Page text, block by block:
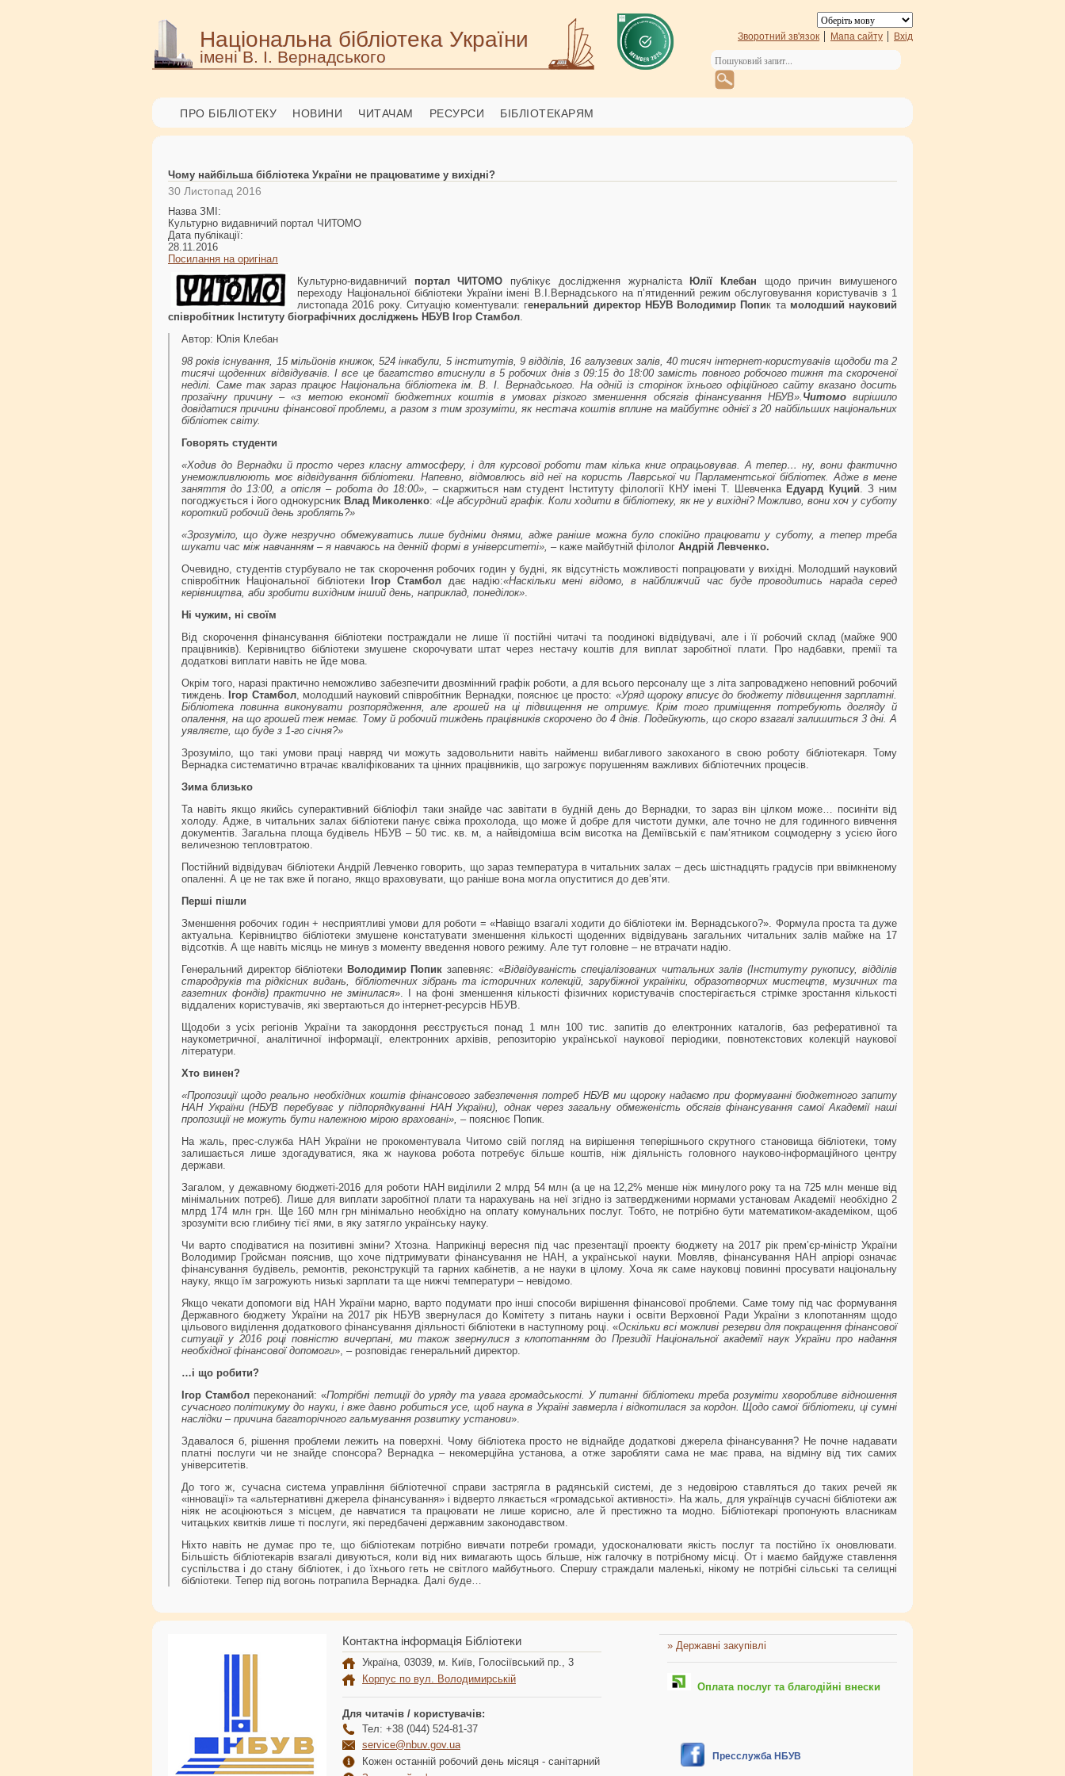
Національна бібліотека України
імені В. І. Вернадського
Зворотний зв'язок Мапа сайту Вхід
ПРО БІБЛІОТЕКУ НОВИНИ ЧИТАЧАМ РЕСУРСИ БІБЛІОТЕКАРЯМ
Чому найбільша бібліотека України не працюватиме у вихідні?
30 Листопад 2016
Назва ЗМІ:
Культурно видавничий портал ЧИТОМО
Дата публікації:
28.11.2016
Посилання на оригінал
Культурно-видавничий портал ЧИТОМО публікує дослідження журналіста Юлії Клебан щодо причин вимушеного
переходу Національної бібліотеки України імені В.І.Вернадського на п’ятиденний режим обслуговування користувачів з 1
листопада 2016 року. Ситуацію коментували: генеральний директор НБУВ Володимир Попик та молодший науковий
співробітник Інституту біографічних досліджень НБУВ Ігор Стамбол
Автор: Юлія Клебан
98 років існування, 15 мільйонів книжок, 524 інкабули, 5 інститутів, 9 відділів, 16 галузевих залів, 40 тисяч інтернет-користувачів щодоби та 2
тисячі щоденних відвідувачів. І все це багатство втиснули в 5 робочих днів з 09:15 до 18:00 замість повного робочого тижня та скороченої
неділі. Саме так зараз працює Національна бібліотека ім. В. І. Вернадського. На одній із сторінок їхнього офіційного сайту вказано досить
прозаїчну причину – «з метою економії бюджетних коштів в умовах різкого зменшення обсягів фінансування НБУВ». Читомовирішило
довідатися причини фінансової проблеми, а разом з тим зрозуміти, як нестача коштів вплине на майбутнє однієї з 20 найбільших національних
бібліотек світу.
Говорять студенти
«Ходив до Вернадки й просто через класну атмосферу, і для курсової роботи там кілька книг опрацьовував. А тепер… ну, вони фактично
унеможливлюють моє відвідування бібліотеки. Напевно, відмовлюсь від неї на користь Лаврської чи Парламентської бібліотек. Адже в мене
заняття до 13:00, а опісля – робота до 18:00»
–скаржиться нам студент Інституту філології КНУ імені Т. Шевченка Едуард Куций . З ним
погоджується і його однокурсник Влад Миколенко: «Це абсурдний графік. Коли ходити в бібліотеку, як не у вихідні? Можливо, вони хоч у суботу
короткий робочий день зроблять?»
«Зрозуміло, що дуже незручно обмежуватись лише будніми днями, адже раніше можна було спокійно працювати у суботу, а тепер треба
шукати час між навчанням – я навчаюсь на денній формі в університеті», – каже майбутній філолог Андрій Левченко.
Очевидно, студентів стурбувало не так скорочення робочих годин у будні, як відсутність можливості попрацювати у вихідні. Молодший науковий
співробітник Національної бібліотекиІгор Стамбол дає надію:«Наскільки мені відомо, в найближчий час буде проводитись нарада серед
керівництва, аби зробити вихідним інший день, наприклад, понеділок»
Ні чужим, ні своїм
Від скорочення фінансування бібліотеки постраждали не лише її постійні читачі та поодинокі відвідувачі, але і її робочий склад (майже 900
працівників). Керівництво бібліотеки змушене скорочувати штат через нестачу коштів для виплат заробітної плати. Про надбавки, премії та
додаткові виплати навіть не йде мова.
Окрім того, наразі практично неможливо забезпечити двозмінний графік роботи, а для всього персоналу ще з літа запроваджено неповний робочий
тиждень.
Ігор Стамбол, молодший науковий співробітник Вернадки, пояснює це просто: «Уряд щороку вписує до бюджету підвищення зарплатні.
Бібліотека повинна виконувати розпорядження, але грошей на ці підвищення не отримує. Крім того приміщення потребують догляду й
опалення, на що грошей теж немає. Тому й робочий тиждень працівників скорочено до 4 днів. Подейкують, що скоро взагалі залишиться 3 дні. А
уявляєте, що буде з 1-го січня?»
Зрозуміло, що такі умови праці навряд чи можуть задовольнити навіть найменш вибагливого закоханого в свою роботу бібліотекаря. Тому
Вернадка систематично втрачає кваліфікованих та цінних працівників, що загрожує порушенням важливих бібліотечних процесів.
Зима близько
Та навіть якщо якийсь суперактивний бібліофіл таки знайде час завітати в будній день до Вернадки, то зараз він цілком може… посиніти від
холоду. Адже, в читальних залах бібліотеки панує свіжа прохолода, що може й добре для чистоти думки, але точно не для годинного вивчення
документів. Загальна площа будівель НБУВ – 50 тис. кв. м, а найвідоміша всім висотка на Деміївській є пам’ятником соцмодерну з усією його
величезною тепловтратою.
Постійний відвідувач бібліотеки Андрій Левченко говорить, що зараз температура в читальних залах – десь шістнадцять градусів при ввімкненому
опаленні. А це не так вже й погано, якщо враховувати, що раніше вона могла опуститися до дев’яти.
Перші пішли
Зменшення робочих годин + несприятливі умови для роботи = «Навіщо взагалі ходити до бібліотеки ім. Вернадського?». Формула проста та дуже
актуальна. Керівництво бібліотеки змушене констатувати зменшення кількості щоденних відвідувань загальних читальних залів майже на 17
відсотків. А ще навіть місяць не минув з моменту введення нового режиму. Але тут головне – не втрачати надію.
Генеральний директор бібліотеки Володимир Попик запевняє: «Відвідуваність спеціалізованих читальних залів (Інституту рукопису, відділів
стародруків та рідкісних видань, бібліотечних зібрань та історичних колекцій, зарубіжної україніки, образотворчих мистецтв, музичних та
газетних фондів) практично не змінилася». І на фоні зменшення кількості фізичних користувачів спостерігається стрімке зростання кількості
віддалених користувачів, які звертаються до інтернет-ресурсів НБУВ.
Щодоби з усіх регіонів України та закордоння реєструється понад 1 млн 100 тис. запитів до електронних каталогів, баз реферативної та
наукометричної, аналітичної інформації, електронних архівів, репозиторію української наукової періодики, повнотекстових колекцій наукової
літератури.
Хто винен?
«Пропозиції щодо реально необхідних коштів фінансового забезпечення потреб НБУВ ми щороку надаємо при формуванні бюджетного запиту
НАН України (НБУВ перебуває у підпорядкуванні НАН України), однак через загальну обмеженість обсягів фінансування самої Академії наші
пропозиції не можуть бути належною мірою враховані», – пояснює Попик
На жаль, прес-служба НАН України не прокоментувала Читомо свій погляд на вирішення теперішнього скрутного становища бібліотеки, тому
залишається лише здогадуватися, яка ж наукова робота потребує більше коштів, ніж діяльність головного науково-інформаційного центру
держави.
Загалом, у дежавному бюджеті-2016 для роботи НАН виділили 2 млрд 54 млн (а це на 12,2% менше ніж минулого року та на 725 млн менше від
мінімальних потреб). Лише для виплати заробітної плати та нарахувань на неї згідно із затвердженими нормами установам Академії необхідно 2
млрд 174 млн грн. Ще 160 млн грн мінімально необхідно на оплату комунальних послуг. Тобто, не потрібно бути математиком-академіком, щоб
зрозуміти всю глибину тієї ями, в яку затягло українську науку.
Чи варто сподіватися на позитивні зміни? Хтозна. Наприкінці вересня під час презентації проекту бюджету на 2017 рік прем’єр-міністр України
Володимир Гройсман пояснив, що хоче підтримувати фінансування не НАН, а української науки. Мовляв, фінансування НАН апріорі означає
фінансування будівель, ремонтів, реконструкцій та гарних кабінетів, а не науки в цілому. Хоча як саме науковці повинні просувати національну
науку, якщо їм загрожують низькі зарплати та ще нижчі температури – невідомо.
Якщо чекати допомоги від НАН України марно, варто подумати про інші способи вирішення фінансової проблеми. Саме тому під час формування
Державного бюджету України на 2017 рік НБУВ звернулася до Комітету з питань науки і освіти Верховної Ради України з клопотанням щодо
цільового виділення додаткового фінансування діяльності бібліотеки в наступному році. «Оскільки всі можливі резерви для покращення фінансової
ситуації у 2016 році повністю вичерпані, ми також звернулися з клопотанням до Президії Національної академії наук України про надання
необхідної фінансової допомоги», – розповідає генеральний директор.
…і що робити?
Ігор Стамбол переконаний: «Потрібні петиції до уряду та увага громадськості. У питанні бібліотеки треба розуміти хворобливе відношення
сучасного політикуму до науки, і вже давно робиться усе, щоб наука в Україні завмерла і відкотилася за кордон. Щодо самої бібліотеки, ці сумні
наслідки – причина багаторічного гальмування розвитку установи».
Здавалося б, рішення проблеми лежить на поверхні. Чому бібліотека просто не віднайде додаткові джерела фінансування? Не почне надавати
платні послуги чи не знайде спонсора? Вернадка – некомерційна установа, а отже заробляти сама не має права, на відміну від тих самих
університетів.
До того ж, сучасна система управління бібліотечної справи застрягла в радянській системі, де з недовірою ставляться до таких речей як
«інновації» та «альтернативні джерела фінансування» і відверто лякається «громадської активності». На жаль, для українців сучасні бібліотеки аж
ніяк не асоціюються з місцем, де навчатися та працювати не лише корисно, але й престижно та модно. Бібліотекарі пропонують власникам
читацьких квитків лише ті послуги, які передбачені державним законодавством.
Ніхто навіть не думає про те, що бібліотекам потрібно вивчати потреби громади, удосконалювати якість послуг та постійно їх оновлювати.
Більшість бібліотекарів взагалі дивуються, коли від них вимагають щось більше, ніж галочку в потрібному місці. От і маємо байдуже ставлення
суспільства і до стану бібліотек, і до їхнього геть не світлого майбутнього. Спершу страждали маленькі, нікому не потрібні сільські та селищні
бібліотеки. Тепер під вогонь потрапила Вернадка. Далі буде…
Контактна інформація Бібліотеки
Україна, 03039, м. Київ, Голосіївський пр., 3
Корпус по вул. Володимирській
Для читачів / користувачів:
Тел: +38 (044) 524-81-37
service@nbuv.gov.ua
Кожен останній робочий день місяця - санітарний
» Державні закупівлі
Оплата послуг та благодійні внески
Пресслужба НБУВ